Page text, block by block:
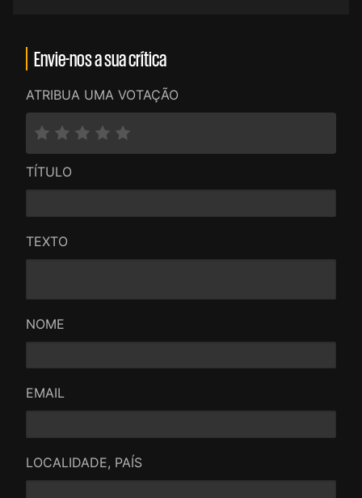
Envie-nos a sua crítica
ATRIBUA UMA VOTAÇÃO
TÍTULO
TEXTO
NOME
EMAIL
LOCALIDADE, PAÍS